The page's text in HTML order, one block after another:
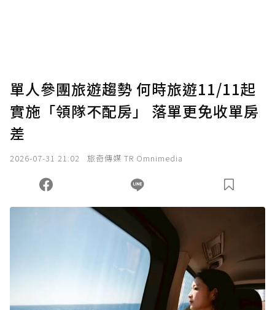
確認送出
您當前剩餘 U 利點數：0點；前往 購買點數
單人參團旅遊趨勢 何時旅遊11/11起
實施「領隊不配房」 落單更免收單房
差
2026-07-31 21:02 旅奇傳媒 TR Omnimedia